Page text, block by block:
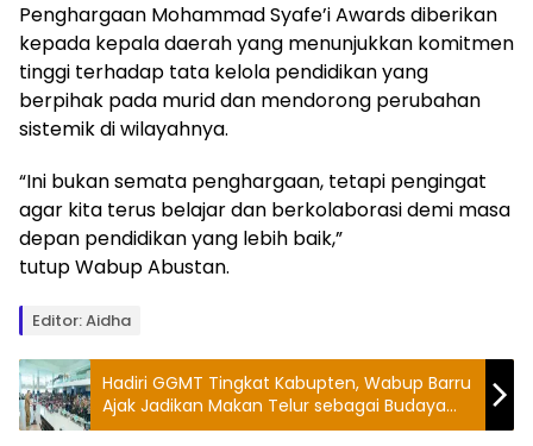
Penghargaan Mohammad Syafe’i Awards diberikan
kepada kepala daerah yang menunjukkan komitmen
tinggi terhadap tata kelola pendidikan yang
berpihak pada murid dan mendorong perubahan
sistemik di wilayahnya.
“Ini bukan semata penghargaan, tetapi pengingat
agar kita terus belajar dan berkolaborasi demi masa
depan pendidikan yang lebih baik,”
tutup Wabup Abustan.
Editor: Aidha
Hadiri GGMT Tingkat Kabupten, Wabup Barru
Ajak Jadikan Makan Telur sebagai Budaya
Hidup Sehat